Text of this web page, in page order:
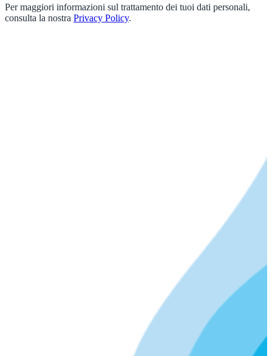
Per maggiori informazioni sul trattamento dei tuoi dati personali,
consulta la nostra Privacy Policy.